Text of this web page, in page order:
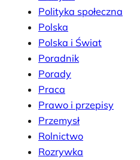
Polityka społeczna
Polska
Polska i Świat
Poradnik
Porady
Praca
Prawo i przepisy
Przemysł
Rolnictwo
Rozrywka